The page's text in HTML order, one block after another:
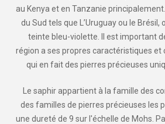
au Kenya et en Tanzanie
du Sud tels que L’Uruguay ou le Brésil,
teinte bleu-violette. Il est important
région a ses propres caractéristiques et
qui en fait des pierres précieuses
Le saphir appartient à la famille des
des familles de pierres précieuses les
une dureté de 9 sur l'échelle de Mohs.